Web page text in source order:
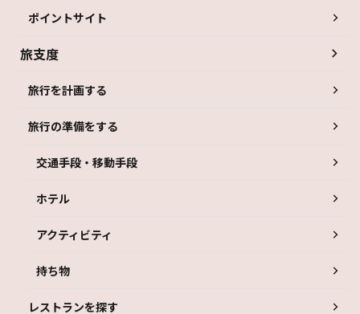
ポイントサイト
旅支度
旅行を計画する
旅行の準備をする
交通手段・移動手段
ホテル
アクティビティ
持ち物
レストランを探す